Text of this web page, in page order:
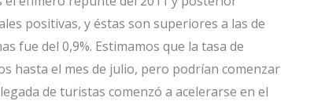
positivas, y éstas son superiores a las de
fue del 0,9%. Estimamos que la tasa de
hasta el mes de julio, pero podrían comenzar
de turistas comenzó a acelerarse en el